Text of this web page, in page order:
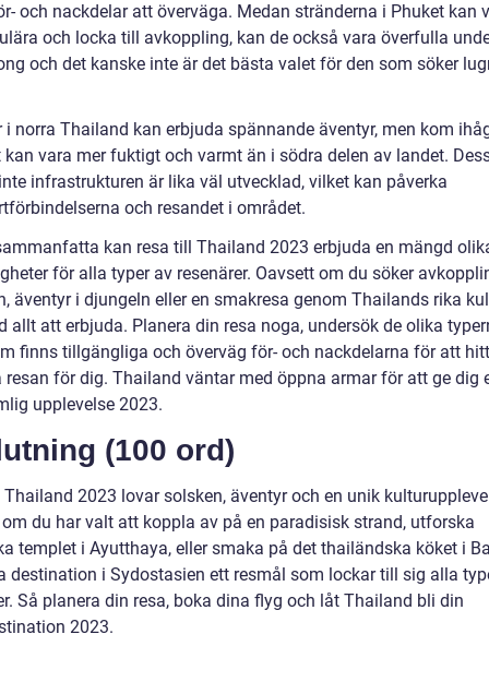
och nackdelar att överväga. Medan stränderna i Phuket kan
och locka till avkoppling, kan de också vara överfulla
och det kanske inte är det bästa valet för den som söker
i norra Thailand kan erbjuda spännande äventyr, men kom
vara mer fuktigt och varmt än i södra delen av landet.
infrastrukturen är lika väl utvecklad, vilket kan påverka
och resandet i området.
kan resa till Thailand 2023 erbjuda en mängd
för alla typer av resenärer. Oavsett om du söker
äventyr i djungeln eller en smakresa genom Thailands rika
allt att erbjuda. Planera din resa noga, undersök de olika
finns tillgängliga och överväg för- och nackdelarna för att
resan för dig. Thailand väntar med öppna armar för att ge dig
upplevelse 2023.
(100 ord)
Thailand 2023 lovar solsken, äventyr och en unik
du har valt att koppla av på en paradisisk strand, utforska
templet i Ayutthaya, eller smaka på det thailändska köket i
destination i Sydostasien ett resmål som lockar till sig alla
Så planera din resa, boka dina flyg och låt Thailand bli din
2023.